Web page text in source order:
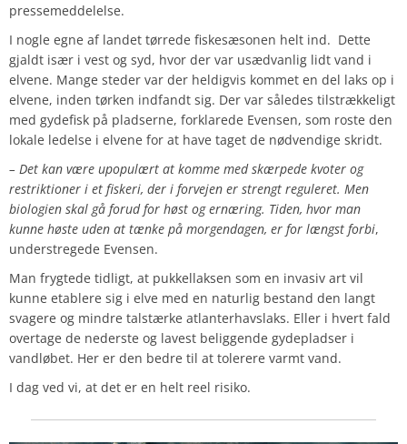
pressemeddelelse.
I nogle egne af landet tørrede fiskesæsonen helt ind. Dette
gjaldt især i vest og syd, hvor der var usædvanlig lidt vand i
elvene. Mange steder var der heldigvis kommet en del laks op i
elvene, inden tørken indfandt sig. Der var således tilstrækkeligt
med gydefisk på pladserne, forklarede Evensen, som roste den
lokale ledelse i elvene for at have taget de nødvendige skridt.
– Det kan være upopulært at komme med skærpede kvoter og
restriktioner i et fiskeri, der i forvejen er strengt reguleret. Men
biologien skal gå forud for høst og ernæring. Tiden, hvor man
kunne høste uden at tænke på morgendagen, er for længst forbi,
understregede Evensen.
Man frygtede tidligt, at pukkellaksen som en invasiv art vil
kunne etablere sig i elve med en naturlig bestand den langt
svagere og mindre talstærke atlanterhavslaks. Eller i hvert fald
overtage de nederste og lavest beliggende gydepladser i
vandløbet. Her er den bedre til at tolerere varmt vand.
I dag ved vi, at det er en helt reel risiko.